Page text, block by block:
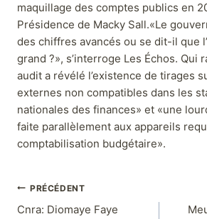
maquillage des comptes publics en
Présidence de Macky Sall.«Le
des chiffres avancés ou se dit-il que
grand ?», s’interroge Les Échos. Qui
audit a révélé l’existence de tirages
externes non compatibles dans les
nationales des finances» et «une
faite parallèlement aux appareils
comptabilisation budgétaire».
PRÉCÉDENT
Cnra: Diomaye Faye